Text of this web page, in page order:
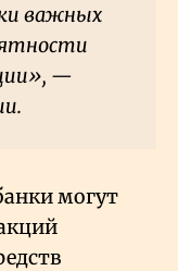
важных
—
могут